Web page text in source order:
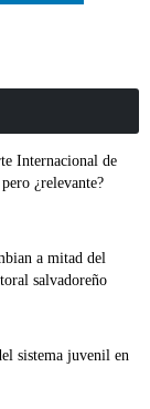
Internacional de
¿relevante?
a mitad del
salvadoreño
sistema juvenil en